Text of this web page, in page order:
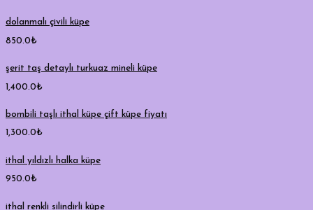
dolanmalı çivili küpe
850.0₺
şerit taş detaylı turkuaz mineli küpe
1,400.0₺
bombili taşlı ithal küpe çift küpe fiyatı
1,300.0₺
ithal yıldızlı halka küpe
950.0₺
ithal renkli silindirli küpe